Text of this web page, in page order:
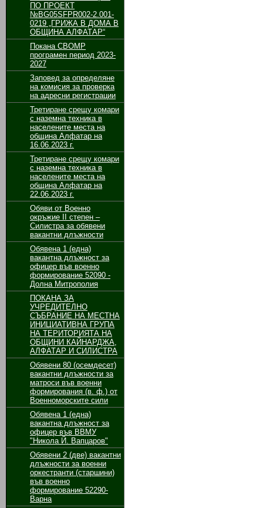
ПО ПРОЕКТ
№BG05SFPR002-2.001-
0219 „ГРИЖА В ДОМА В
ОБЩИНА АЛФАТАР“
Покана СВОМР
програмен период 2023-
2027
Заповед за определяне
на комисия за проверка
на адресни регистрации
Третиране срещу комари
с наземна техника в
населените места на
община Алфатар на
16.06.2023 г.
Третиране срещу комари
с наземна техника в
населените места на
община Алфатар на
22.06.2023 г.
Обяви от Военно
окръжие II степен –
Силистра за обявени
вакантни длъжности
Обявенa 1 (една)
вакантнa длъжност за
офицер във военно
формирование 52090 -
Долна Митрополия
ПОКАНА ЗА
УЧРЕДИТЕЛНО
СЪБРАНИЕ НА МЕСТНА
ИНИЦИАТИВНА ГРУПА
НА ТЕРИТОРИЯТА НА
ОБЩИНИ КАЙНАРДЖА,
АЛФАТАР И СИЛИСТРА
Обявени 80 (осемдесет)
вакантни длъжности за
матроси във военни
формирования (в. ф.) от
Военноморските сили
Обявенa 1 (една)
вакантна длъжност за
офицер във ВВМУ
"Никола Й. Вапцаров"
Обявени 2 (две) вакантни
длъжности за военни
оркестранти (старшини)
във военно
формирование 52290-
Варна